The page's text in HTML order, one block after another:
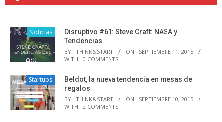
Noticias
Disruptivo #61: Steve Craft: NASA y
Tendencias
BY: THINK&START ON: SEPTIEMBRE 11, 2015
WITH: 0 COMMENTS
Startups
Beldot, la nueva tendencia en mesas de
regalos
BY: THINK&START ON: SEPTIEMBRE 10, 2015
WITH: 2 COMMENTS